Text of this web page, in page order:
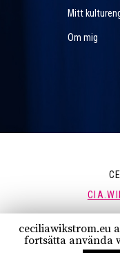
Mitt
Om mig
ceciliawikstrom.eu
fortsätta använda